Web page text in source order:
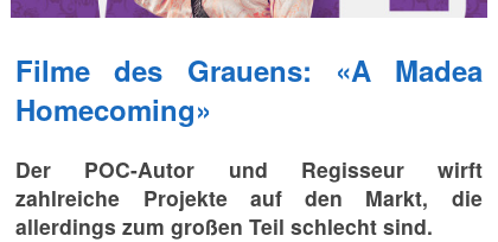
Filme des Grauens: «A Madea
Homecoming»
Der POC-Autor und Regisseur wirft
zahlreiche Projekte auf den Markt, die
allerdings zum großen Teil schlecht sind.